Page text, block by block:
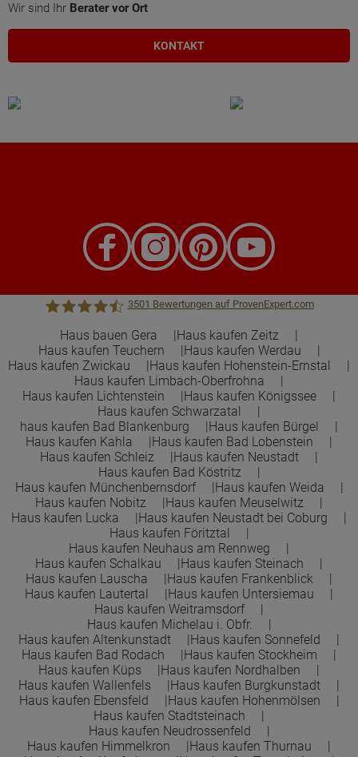
Wir sind Ihr Berater vor Ort
KONTAKT
Town &Country Haus Lizenzgeber GmbH
3501 Bewertungen auf ProvenExpert.com
Haus bauen Gera
Haus kaufen Zeitz
Haus kaufen Teuchern
Haus kaufen Werdau
Haus kaufen Zwickau
Haus kaufen Hohenstein-Ernstal
Haus kaufen Limbach-Oberfrohna
Haus kaufen Lichtenstein
Haus kaufen Königssee
Haus kaufen Schwarzatal
haus kaufen Bad Blankenburg
Haus kaufen Bürgel
Haus kaufen Kahla
Haus kaufen Bad Lobenstein
Haus kaufen Schleiz
Haus kaufen Neustadt
Haus kaufen Bad Köstritz
Haus kaufen Münchenbernsdorf
Haus kaufen Weida
Haus kaufen Nobitz
Haus kaufen Meuselwitz
Haus kaufen Lucka
Haus kaufen Neustadt bei Coburg
Haus kaufen Föritztal
Haus kaufen Neuhaus am Rennweg
Haus kaufen Schalkau
Haus kaufen Steinach
Haus kaufen Lauscha
Haus kaufen Frankenblick
Haus kaufen Lautertal
Haus kaufen Untersiemau
Haus kaufen Weitramsdorf
Haus kaufen Michelau i. Obfr.
Haus kaufen Altenkunstadt
Haus kaufen Sonnefeld
Haus kaufen Bad Rodach
Haus kaufen Stockheim
Haus kaufen Küps
Haus kaufen Nordhalben
Haus kaufen Wallenfels
Haus kaufen Burgkunstadt
Haus kaufen Ebensfeld
Haus kaufen Hohenmölsen
Haus kaufen Stadtsteinach
Haus kaufen Neudrossenfeld
Haus kaufen Himmelkron
Haus kaufen Thurnau